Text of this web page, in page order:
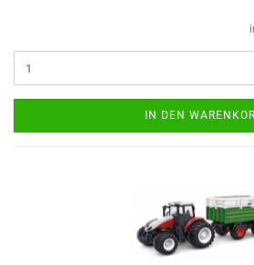
IN DEN